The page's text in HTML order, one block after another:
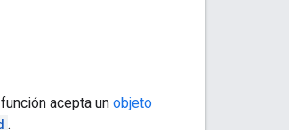
acepta un objeto
.